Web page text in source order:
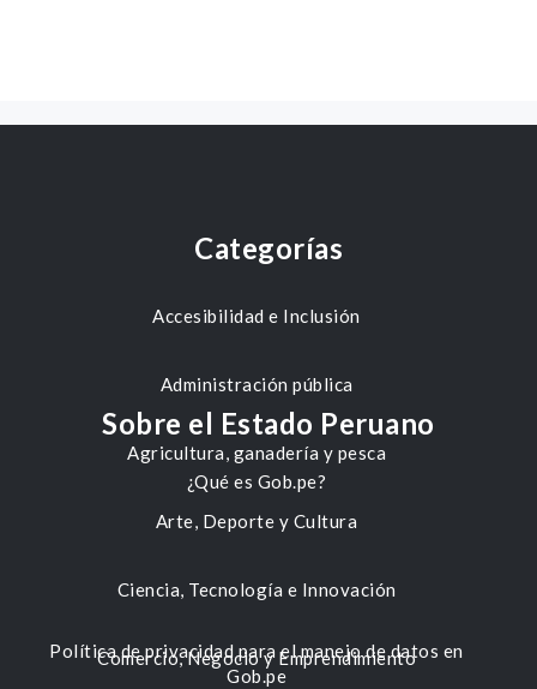
Categorías
Accesibilidad e Inclusión
Administración pública
Agricultura, ganadería y pesca
Arte, Deporte y Cultura
Ciencia, Tecnología e Innovación
Comercio, Negocio y Emprendimiento
Sobre el Estado Peruano
¿Qué es Gob.pe?
Política de privacidad para el manejo de datos en
Gob.pe